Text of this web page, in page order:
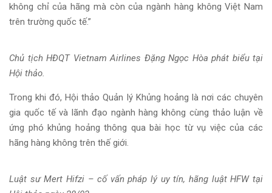
không chỉ của hãng mà còn của ngành hàng không Việt Nam
trên trường quốc tế.”
Chủ tịch HĐQT Vietnam Airlines Đặng Ngọc Hòa phát biểu tại
Hội thảo.
Trong khi đó, Hội thảo Quản lý Khủng hoảng là nơi các chuyên
gia quốc tế và lãnh đạo ngành hàng không cùng thảo luận về
ứng phó khủng hoảng thông qua bài học từ vụ việc của các
hãng hàng không trên thế giới.
Luật sư Mert Hifzi – cố vấn pháp lý uy tín, hãng luật HFW tại